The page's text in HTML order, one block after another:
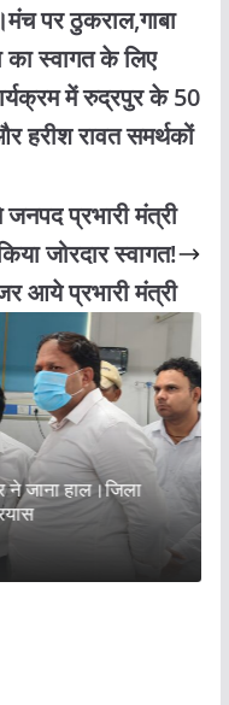
पर ठुकराल,गाबा
स्वागत के लिए
में रुद्रपुर के 50
हरीश रावत समर्थकों
प्रभारी मंत्री
जोरदार स्वागत!
आये प्रभारी मंत्री
जाना हाल।जिला